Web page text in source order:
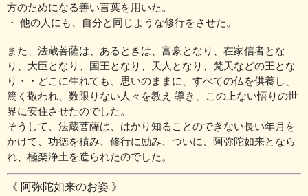
方のためになる善い言葉を用いた。
・ 他の人にも、自分と同じような修行をさせた。
また、法蔵菩薩は、あるときは、富豪となり、在家信者とな
り、大臣となり、国王となり、天人となり、梵天などの王とな
り・・どこに生れても、思いのままに、すべての仏を供養し、
篤く敬われ、数限りない人々を教え 導き、この上ない悟りの世
界に安住させたのでした。
そうして、法蔵菩薩は、はかり知ることのできない長い年月を
かけて、功徳を積み、修行に励み、ついに、阿弥陀如来となら
れ、極楽浄土を造られたのでした。
《 阿弥陀如来のお姿 》